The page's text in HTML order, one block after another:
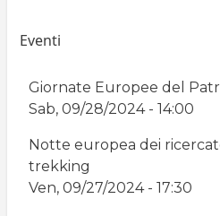
Eventi
Giornate Europee del
Sab, 09/28/2024 - 14:00
Notte europea dei
trekking
Ven, 09/27/2024 - 17:30